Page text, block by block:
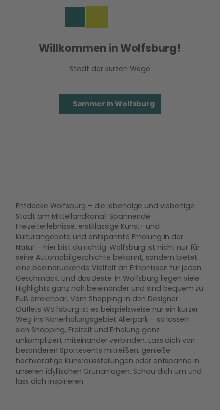
Willkommen in Wolfsburg!
Stadt der kurzen Wege
Sommer in Wolfsburg
Entdecke Wolfsburg – die lebendige und vielseitige
Stadt am Mittellandkanal! Spannende
Freizeiterlebnisse, erstklassige Kunst- und
Kulturangebote und entspannte Erholung in der
Natur – hier bist du richtig. Wolfsburg ist nicht nur für
seine Automobilgeschichte bekannt, sondern bietet
eine beeindruckende Vielfalt an Erlebnissen für jeden
Geschmack. Und das Beste: In Wolfsburg liegen viele
Highlights ganz nah beieinander und sind bequem zu
Fuß erreichbar. Vom Shopping in den Designer
Outlets Wolfsburg ist es beispielsweise nur ein kurzer
Weg ins Naherholungsgebiet Allerpark – so lassen
sich Shopping, Freizeit und Erholung ganz
unkompliziert miteinander verbinden. Lass dich von
besonderen Sportevents mitreißen, genieße
hochkarätige Kunstausstellungen oder entspanne in
unseren idyllischen Grünanlagen. Schau dich um und
lass dich inspirieren.